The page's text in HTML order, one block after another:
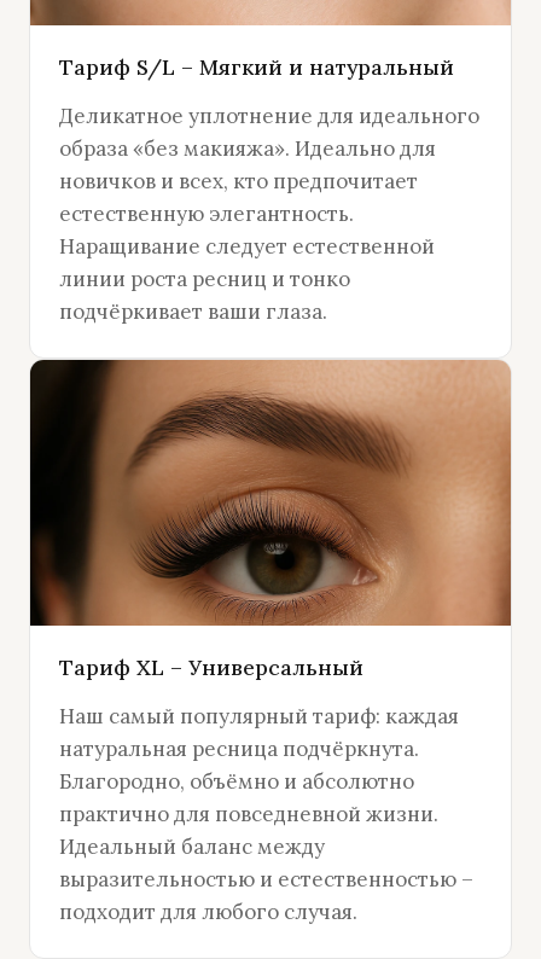
Тариф S/L – Мягкий и натуральный
Деликатное уплотнение для идеального
образа «без макияжа». Идеально для
новичков и всех, кто предпочитает
естественную элегантность.
Наращивание следует естественной
линии роста ресниц и тонко
подчёркивает ваши глаза.
Тариф XL – Универсальный
Наш самый популярный тариф: каждая
натуральная ресница подчёркнута.
Благородно, объёмно и абсолютно
практично для повседневной жизни.
Идеальный баланс между
выразительностью и естественностью –
подходит для любого случая.